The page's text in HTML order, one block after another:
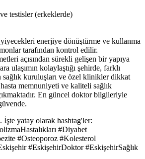
testisler (erkeklerde)
enerjiye dönüştürme ve kullanma
tarafından kontrol edilir.
açısından sürekli gelişen bir yapıya
ulaşımın kolaylaştığı şehirde, farklı
sağlık kuruluşları ve özel klinikler dikkat
memnuniyeti ve kaliteli sağlık
En güncel doktor bilgileriyle
İşte yatay olarak hashtag'ler:
#Diyabet
#Osteoporoz #Kolesterol
#EskişehirDoktor #EskişehirSağlık